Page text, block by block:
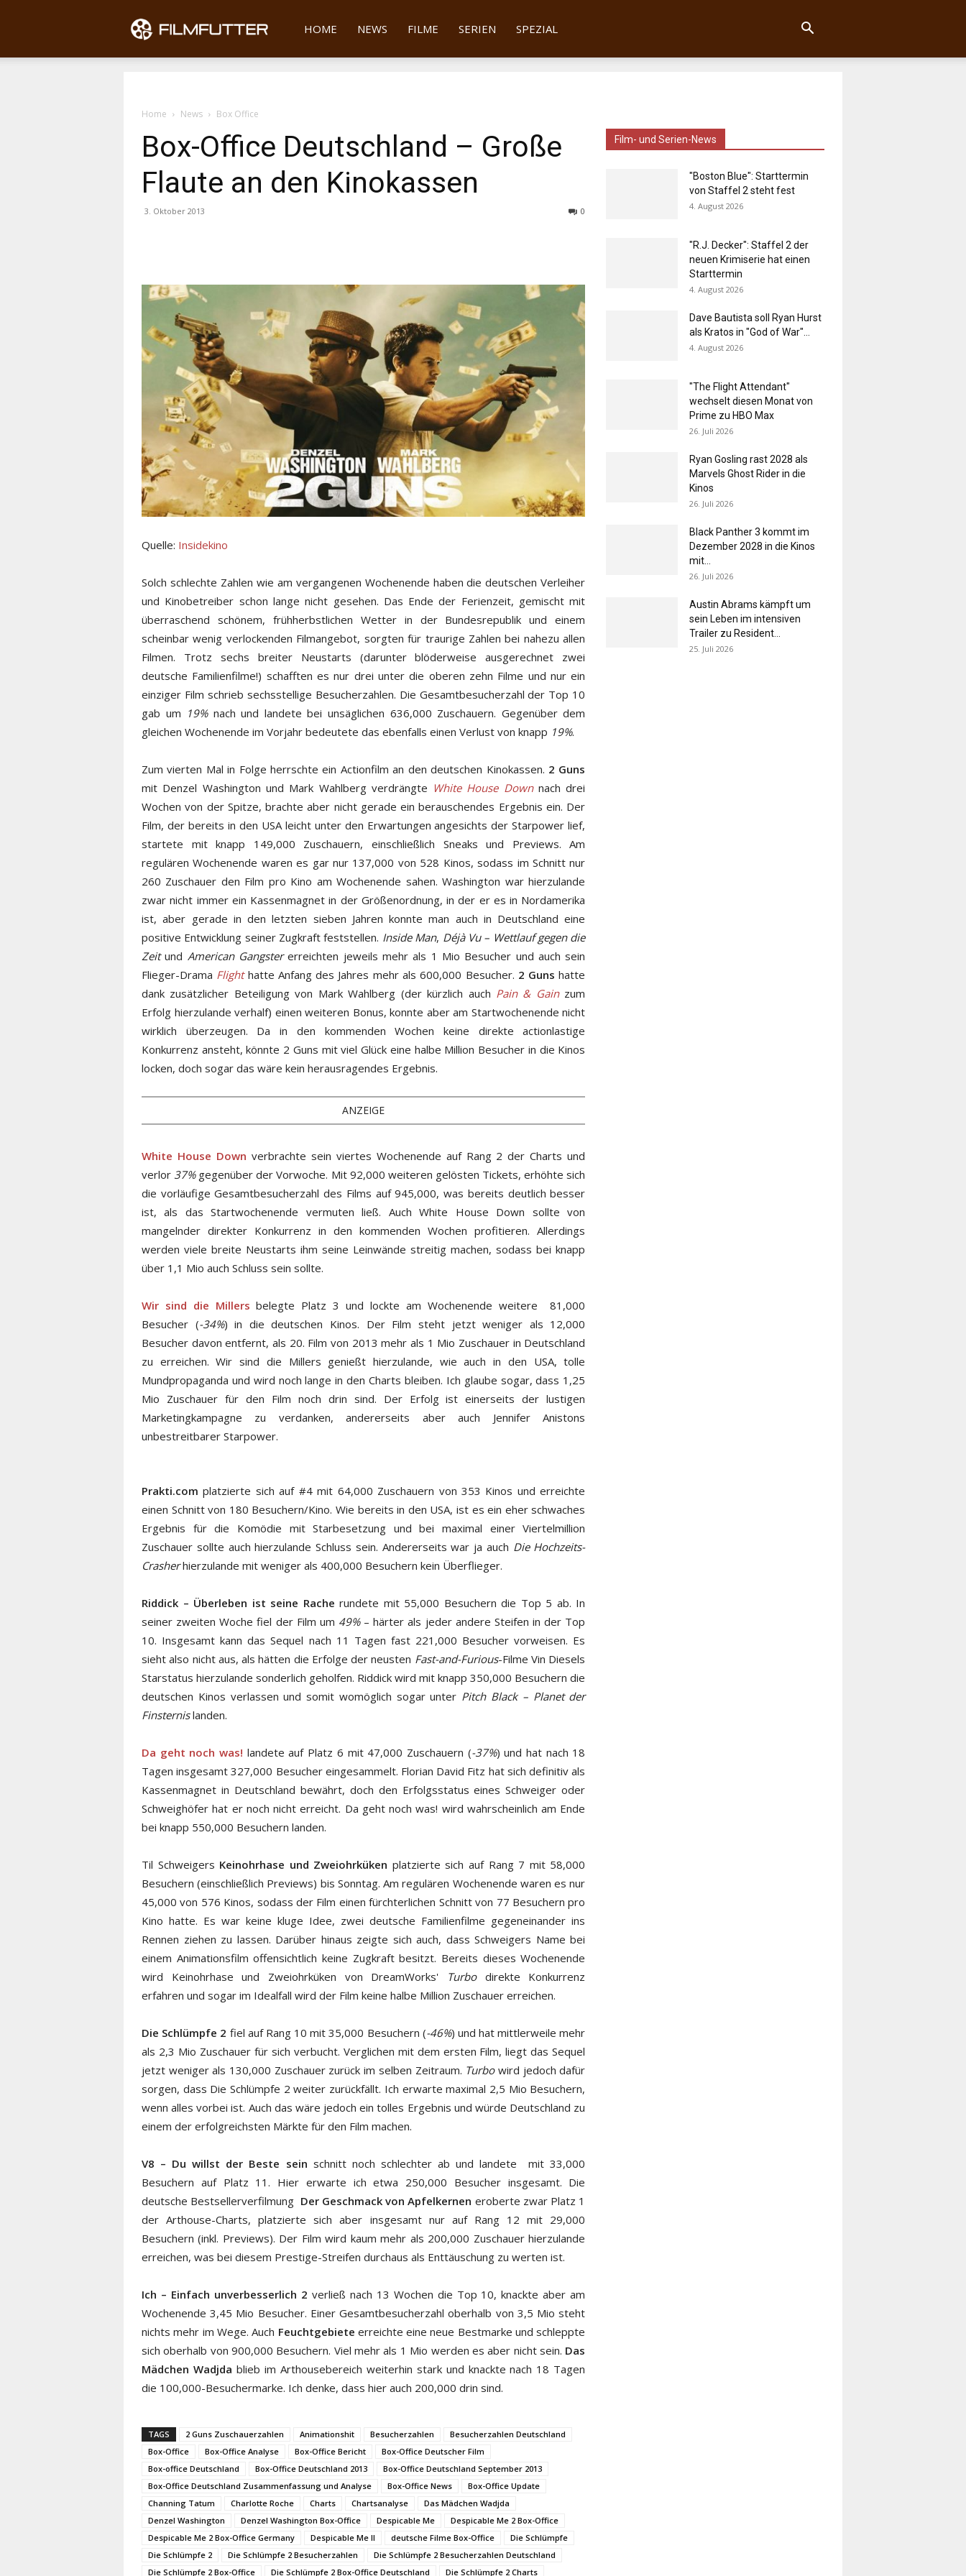
Filmfutter
HOME NEWS FILME SERIEN SPEZIAL
Home News Box Office
Box-Office Deutschland – Große
Flaute an den Kinokassen
3. Oktober 2013 0
Quelle: Insidekino
Solch schlechte Zahlen wie am vergangenen Wochenende haben die deutschen Verleiher
und Kinobetreiber schon lange nicht gesehen. Das Ende der Ferienzeit, gemischt mit
überraschend schönem, frühherbstlichen Wetter in der Bundesrepublik und einem
scheinbar wenig verlockenden Filmangebot, sorgten für traurige Zahlen bei nahezu allen
Filmen. Trotz sechs breiter Neustarts (darunter blöderweise ausgerechnet zwei
deutsche Familienfilme!) schafften es nur drei unter die oberen zehn Filme und nur ein
einziger Film schrieb sechsstellige Besucherzahlen. Die Gesamtbesucherzahl der Top 10
gab um 19%nach und landete bei unsäglichen 636,000 Zuschauern. Gegenüber dem
gleichen Wochenende im Vorjahr bedeutete das ebenfalls einen Verlust von knapp 19%.
Zum vierten Mal in Folge herrschte ein Actionfilm an den deutschen Kinokassen. 2 Guns
mit Denzel Washington und Mark Wahlberg verdrängte White House Downnach drei
Wochen von der Spitze, brachte aber nicht gerade ein berauschendes Ergebnis ein. Der
Film, der bereits in den USA leicht unter den Erwartungen angesichts der Starpower lief,
startete mit knapp 149,000 Zuschauern, einschließlich Sneaks und Previews. Am
regulären Wochenende waren es gar nur 137,000 von 528 Kinos, sodass im Schnitt nur
260 Zuschauer den Film pro Kino am Wochenende sahen. Washington war hierzulande
zwar nicht immer ein Kassenmagnet in der Größenordnung, in der er es in Nordamerika
ist, aber gerade in den letzten sieben Jahren konnte man auch in Deutschland eine
positive Entwicklung seiner Zugkraft feststellen. Inside Man, Déjà Vu – Wettlauf gegen die
Zeitund American Gangstererreichten jeweils mehr als 1 Mio Besucher und auch sein
Flieger-Drama Flighthatte Anfang des Jahres mehr als 600,000 Besucher. 2 Guns hatte
dank zusätzlicher Beteiligung von Mark Wahlberg (der kürzlich auch Pain & Gainzum
Erfolg hierzulande verhalf) einen weiteren Bonus, konnte aber am Startwochenende nicht
wirklich überzeugen. Da in den kommenden Wochen keine direkte actionlastige
Konkurrenz ansteht, könnte 2 Guns mit viel Glück eine halbe Million Besucher in die Kinos
locken, doch sogar das wäre kein herausragendes Ergebnis.
ANZEIGE
White House Down verbrachte sein viertes Wochenende auf Rang 2 der Charts und
verlor 37%gegenüber der Vorwoche. Mit 92,000 weiteren gelösten Tickets, erhöhte sich
die vorläufige Gesamtbesucherzahl des Films auf 945,000, was bereits deutlich besser
ist, als das Startwochenende vermuten ließ. Auch White House Down sollte von
mangelnder direkter Konkurrenz in den kommenden Wochen profitieren. Allerdings
werden viele breite Neustarts ihm seine Leinwände streitig machen, sodass bei knapp
über 1,1 Mio auch Schluss sein sollte.
Wir sind die Millers belegte Platz 3 und lockte am Wochenende weitere 81,000
Besucher (-34%) in die deutschen Kinos. Der Film steht jetzt weniger als 12,000
Besucher davon entfernt, als 20. Film von 2013 mehr als 1 Mio Zuschauer in Deutschland
zu erreichen. Wir sind die Millers genießt hierzulande, wie auch in den USA, tolle
Mundpropaganda und wird noch lange in den Charts bleiben. Ich glaube sogar, dass 1,25
Mio Zuschauer für den Film noch drin sind. Der Erfolg ist einerseits der lustigen
Marketingkampagne zu verdanken, andererseits aber auch Jennifer Anistons
unbestreitbarer Starpower.
Prakti.com platzierte sich auf #4 mit 64,000 Zuschauern von 353 Kinos und erreichte
einen Schnitt von 180 Besuchern/Kino. Wie bereits in den USA, ist es ein eher schwaches
Ergebnis für die Komödie mit Starbesetzung und bei maximal einer Viertelmillion
Zuschauer sollte auch hierzulande Schluss sein. Andererseits war ja auch Die Hochzeits-
Crasherhierzulande mit weniger als 400,000 Besuchern kein Überflieger.
Riddick – Überleben ist seine Rache rundete mit 55,000 Besuchern die Top 5 ab. In
seiner zweiten Woche fiel der Film um 49%– härter als jeder andere Steifen in der Top
10. Insgesamt kann das Sequel nach 11 Tagen fast 221,000 Besucher vorweisen. Es
sieht also nicht aus, als hätten die Erfolge der neusten Fast-and-Furious-Filme Vin Diesels
Starstatus hierzulande sonderlich geholfen. Riddick wird mit knapp 350,000 Besuchern die
deutschen Kinos verlassen und somit womöglich sogar unter Pitch Black – Planet der
Finsternislanden.
Da geht noch was! landete auf Platz 6 mit 47,000 Zuschauern (-37%) und hat nach 18
Tagen insgesamt 327,000 Besucher eingesammelt. Florian David Fitz hat sich definitiv als
Kassenmagnet in Deutschland bewährt, doch den Erfolgsstatus eines Schweiger oder
Schweighöfer hat er noch nicht erreicht. Da geht noch was! wird wahrscheinlich am Ende
bei knapp 550,000 Besuchern landen.
Til Schweigers Keinohrhase und Zweiohrküken platzierte sich auf Rang 7 mit 58,000
Besuchern (einschließlich Previews) bis Sonntag. Am regulären Wochenende waren es nur
45,000 von 576 Kinos, sodass der Film einen fürchterlichen Schnitt von 77 Besuchern pro
Kino hatte. Es war keine kluge Idee, zwei deutsche Familienfilme gegeneinander ins
Rennen ziehen zu lassen. Darüber hinaus zeigte sich auch, dass Schweigers Name bei
einem Animationsfilm offensichtlich keine Zugkraft besitzt. Bereits dieses Wochenende
wird Keinohrhase und Zweiohrküken von DreamWorks' Turbodirekte Konkurrenz
erfahren und sogar im Idealfall wird der Film keine halbe Million Zuschauer erreichen.
Die Schlümpfe 2 fiel auf Rang 10 mit 35,000 Besuchern (-46%) und hat mittlerweile mehr
als 2,3 Mio Zuschauer für sich verbucht. Verglichen mit dem ersten Film, liegt das Sequel
jetzt weniger als 130,000 Zuschauer zurück im selben Zeitraum. Turbowird jedoch dafür
sorgen, dass Die Schlümpfe 2 weiter zurückfällt. Ich erwarte maximal 2,5 Mio Besuchern,
wenn alles vorbei ist. Auch das wäre jedoch ein tolles Ergebnis und würde Deutschland zu
einem der erfolgreichsten Märkte für den Film machen.
V8 – Du willst der Beste sein schnitt noch schlechter ab und landete mit 33,000
Besuchern auf Platz 11. Hier erwarte ich etwa 250,000 Besucher insgesamt. Die
deutsche Bestsellerverfilmung Der Geschmack von Apfelkernen eroberte zwar Platz 1
der Arthouse-Charts, platzierte sich aber insgesamt nur auf Rang 12 mit 29,000
Besuchern (inkl. Previews). Der Film wird kaum mehr als 200,000 Zuschauer hierzulande
erreichen, was bei diesem Prestige-Streifen durchaus als Enttäuschung zu werten ist.
Ich – Einfach unverbesserlich 2 verließ nach 13 Wochen die Top 10, knackte aber am
Wochenende 3,45 Mio Besucher. Einer Gesamtbesucherzahl oberhalb von 3,5 Mio steht
nichts mehr im Wege. Auch Feuchtgebiete erreichte eine neue Bestmarke und schleppte
sich oberhalb von 900,000 Besuchern. Viel mehr als 1 Mio werden es aber nicht sein. Das
Mädchen Wadjda blieb im Arthousebereich weiterhin stark und knackte nach 18 Tagen
die 100,000-Besuchermarke. Ich denke, dass hier auch 200,000 drin sind.
TAGS 2 Guns Zuschauerzahlen Animationshit Besucherzahlen
Besucherzahlen Deutschland
Box-Office
Box-Office Analyse Box-Office Bericht
Box-Office Deutscher Film
Box-office Deutschland
Box-Office Deutschland 2013
Box-Office Deutschland September 2013
Box-Office Deutschland Zusammenfassung und Analyse
Box-Office News
Box-Office Update
Channing Tatum
Charlotte Roche Charts Chartsanalyse
Das Mädchen Wadjda
Denzel Washington
Denzel Washington Box-Office Despicable Me
Despicable Me 2 Box-Office
Despicable Me 2 Box-Office Germany
Despicable Me II deutsche Filme Box-Office
Die Schlümpfe
Die Schlümpfe 2
Die Schlümpfe 2 Besucherzahlen
Die Schlümpfe 2 Besucherzahlen Deutschland
Die Schlümpfe 2 Box-Office
Die Schlümpfe 2 Box-Office Deutschland Die Schlümpfe 2 Charts
Film- und Serien-News
"Boston Blue": Starttermin
von Staffel 2 steht fest
4. August 2026
"R.J. Decker": Staffel 2 der
neuen Krimiserie hat einen
Starttermin
4. August 2026
Dave Bautista soll Ryan Hurst
als Kratos in "God of War"...
4. August 2026
"The Flight Attendant"
wechselt diesen Monat von
Prime zu HBO Max
26. Juli 2026
Ryan Gosling rast 2028 als
Marvels Ghost Rider in die
Kinos
26. Juli 2026
Black Panther 3 kommt im
Dezember 2028 in die Kinos
mit...
26. Juli 2026
Austin Abrams kämpft um
sein Leben im intensiven
Trailer zu Resident...
25. Juli 2026